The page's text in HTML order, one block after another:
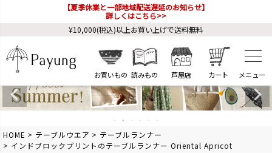
【夏季休業と一部地域配送遅延のお知らせ】
詳しくはこちら>>
¥10,000(税込)以上お買い上げで送料無料
お買いもの 読みもの 芦屋店 カート
HOME テーブルウエア
テーブルランナー
インドブロックプリントのテーブルランナー Oriental Apricot